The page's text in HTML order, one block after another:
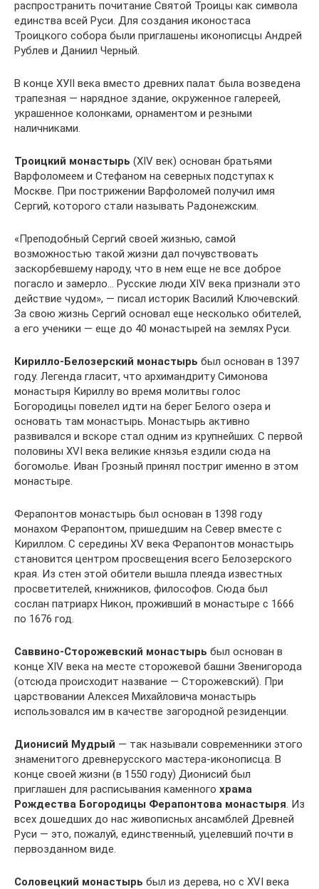
распространить почитание Святой Троицы как символа
единства всей Руси. Для создания иконостаса
Троицкого собора были приглашены иконописцы Андрей
Рублев и Даниил Черный.
В конце ХУІІ века вместо древних палат была возведена
трапезная — нарядное здание, окруженное галереей,
украшенное колонками, орнаментом и резными
наличниками.
Троицкий монастырь (XIV век) основан братьями
Варфоломеем и Стефаном на северных подступах к
Москве. При пострижении Варфоломей получил имя
Сергий, которого стали называть Радонежским.
«Преподобный Сергий своей жизнью, самой
возможностью такой жизни дал почувствовать
заскорбевшему народу, что в нем еще не все доброе
погасло и замерло… Русские люди XIV века признали это
действие чудом», — писал историк Василий Ключевский.
За свою жизнь Сергий основал еще несколько обителей,
а его ученики — еще до 40 монастырей на землях Руси.
Кирилло-Белозерский монастырь был основан в 1397
году. Легенда гласит, что архимандриту Симонова
монастыря Кириллу во время молитвы голос
Богородицы повелел идти на берег Белого озера и
основать там монастырь. Монастырь активно
развивался и вскоре стал одним из крупнейших. С первой
половины XVI века великие князья ездили сюда на
богомолье. Иван Грозный принял постриг именно в этом
монастыре.
Ферапонтов монастырь был основан в 1398 году
монахом Ферапонтом, пришедшим на Север вместе с
Кириллом. С середины XV века Ферапонтов монастырь
становится центром просвещения всего Белозерского
края. Из стен этой обители вышла плеяда известных
просветителей, книжников, философов. Сюда был
сослан патриарх Никон, проживший в монастыре с 1666
по 1676 год.
Саввино-Сторожевский монастырь был основан в
конце XIV века на месте сторожевой башни Звенигорода
(отсюда происходит название — Сторожевский). При
царствовании Алексея Михайловича монастырь
использовался им в качестве загородной резиденции.
Дионисий Мудрый — так называли современники этого
знаменитого древнерусского мастера-иконописца. В
конце своей жизни (в 1550 году) Дионисий был
приглашен для расписывания каменного храма
Рождества Богородицы Ферапонтова монастыря. Из
всех дошедших до нас живописных ансамблей Древней
Руси — это, пожалуй, единственный, уцелевший почти в
первозданном виде.
Соловецкий монастырь был из дерева, но с XVI века